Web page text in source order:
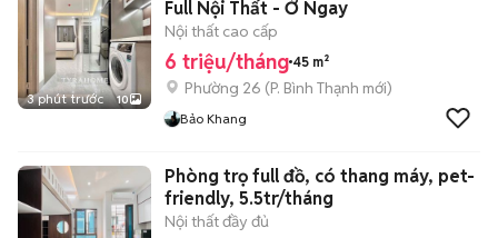
3 phút trước 10
Full Nội Thất - Ở Ngay
Nội thất cao cấp
6 triệu/tháng 45 m²
Phường 26 (P. Bình Thạnh mới)
Bảo Khang
Phòng trọ full đồ, có thang máy, pet-
friendly, 5.5tr/tháng
Nội thất đầy đủ